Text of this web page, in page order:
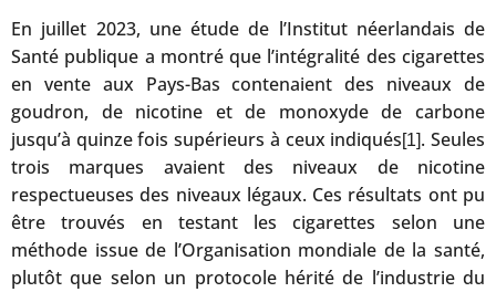
En juillet 2023, une étude de l’Institut néerlandais de
Santé publique a montré que l’intégralité des cigarettes
en vente aux Pays-Bas contenaient des niveaux de
goudron, de nicotine et de monoxyde de carbone
jusqu’à quinze fois supérieurs à ceux indiqués[1]. Seules
trois marques avaient des niveaux de nicotine
respectueuses des niveaux légaux. Ces résultats ont pu
être trouvés en testant les cigarettes selon une
méthode issue de l’Organisation mondiale de la santé,
plutôt que selon un protocole hérité de l’industrie du